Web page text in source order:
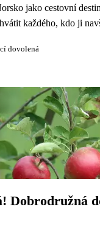
jako cestovní
každého, kdo ji
dovolená
Dobrodružná